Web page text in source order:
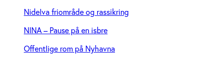
Nidelva friområde og rassikring
NINA – Pause på en isbre
Offentlige rom på Nyhavna